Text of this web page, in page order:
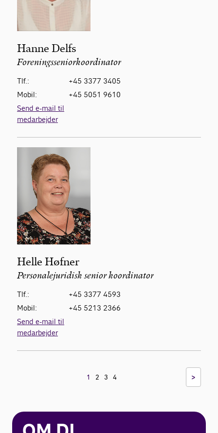
Hanne Delfs
Foreningsseniorkoordinator
Tlf.:
+45 3377 3405
Mobil:
+45 5051 9610
Send e-mail til
medarbejder
Helle Høfner
Personalejuridisk senior koordinator
Tlf.:
+45 3377 4593
Mobil:
+45 5213 2366
Send e-mail til
medarbejder
1 2 3 4 >